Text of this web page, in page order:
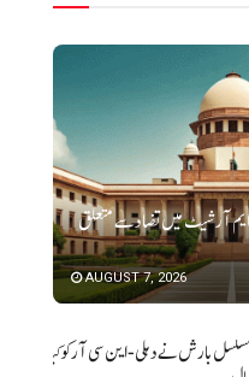
آر شیٹ میں تضاد سے متعلق
AUGUST 7, 2026
مسلسل بارش نے دہلی-این سی آر کو کیا بے